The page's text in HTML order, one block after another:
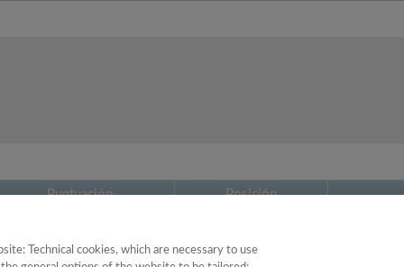
Puntuación Posición
39.17 40
Technical cookies, which are necessary to use